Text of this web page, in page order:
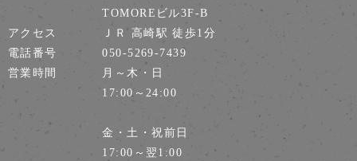
TOMOREビル3F-B
アクセス
ＪＲ 高崎駅 徒歩1分
電話番号
050-5269-7439
営業時間
月～木・日
17:00～24:00
金・土・祝前日
17:00～翌1:00